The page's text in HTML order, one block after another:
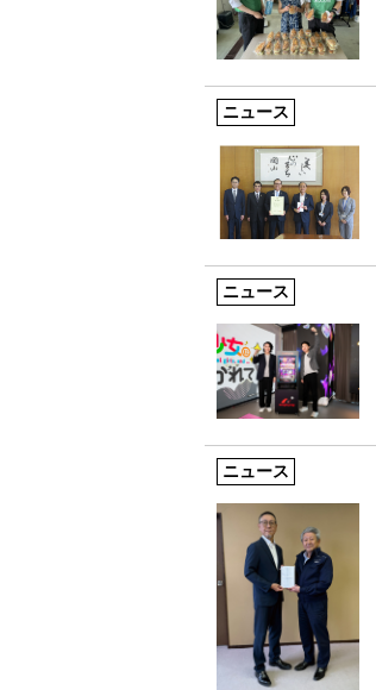
ニュース
ニュース
ニュース